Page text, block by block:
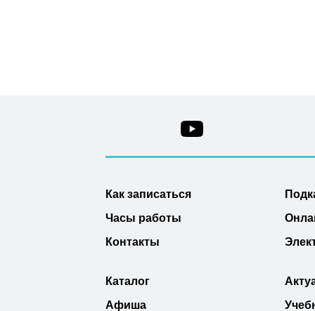
Как записаться
Часы работы
Контакты
Каталог
Афиша